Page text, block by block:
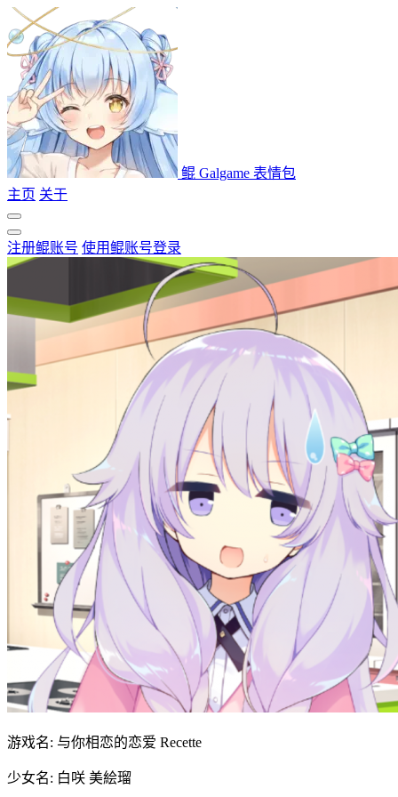
鲲 Galgame 表情包
主页 关于
注册鲲账号 使用鲲账号登录
游戏名: 与你相恋的恋爱 Recette
少女名: 白咲 美絵瑠